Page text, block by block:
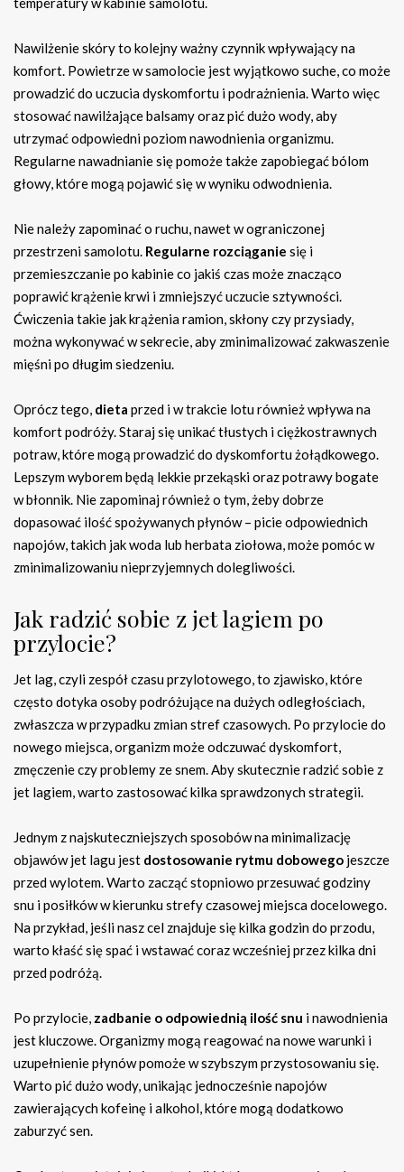
Nawilżenie skóry to kolejny ważny czynnik wpływający na
komfort. Powietrze w samolocie jest wyjątkowo suche, co może
prowadzić do uczucia dyskomfortu i podrażnienia. Warto więc
stosować nawilżające balsamy oraz pić dużo wody, aby
utrzymać odpowiedni poziom nawodnienia organizmu.
Regularne nawadnianie się pomoże także zapobiegać bólom
głowy, które mogą pojawić się w wyniku odwodnienia.
Nie należy zapominać o ruchu, nawet w ograniczonej
przestrzeni samolotu. Regularne rozciąganie się i
przemieszczanie po kabinie co jakiś czas może znacząco
poprawić krążenie krwi i zmniejszyć uczucie sztywności.
Ćwiczenia takie jak krążenia ramion, skłony czy przysiady,
można wykonywać w sekrecie, aby zminimalizować zakwaszenie
mięśni po długim siedzeniu.
Oprócz tego, dieta przed i w trakcie lotu również wpływa na
komfort podróży. Staraj się unikać tłustych i ciężkostrawnych
potraw, które mogą prowadzić do dyskomfortu żołądkowego.
Lepszym wyborem będą lekkie przekąski oraz potrawy bogate
w błonnik. Nie zapominaj również o tym, żeby dobrze
dopasować ilość spożywanych płynów – picie odpowiednich
napojów, takich jak woda lub herbata ziołowa, może pomóc w
zminimalizowaniu nieprzyjemnych dolegliwości.
Jak radzić sobie z jet lagiem po
przylocie?
Jet lag, czyli zespół czasu przylotowego, to zjawisko, które
często dotyka osoby podróżujące na dużych odległościach,
zwłaszcza w przypadku zmian stref czasowych. Po przylocie do
nowego miejsca, organizm może odczuwać dyskomfort,
zmęczenie czy problemy ze snem. Aby skutecznie radzić sobie z
jet lagiem, warto zastosować kilka sprawdzonych strategii.
Jednym z najskuteczniejszych sposobów na minimalizację
objawów jet lagu jest dostosowanie rytmu dobowego jeszcze
przed wylotem. Warto zacząć stopniowo przesuwać godziny
snu i posiłków w kierunku strefy czasowej miejsca docelowego.
Na przykład, jeśli nasz cel znajduje się kilka godzin do przodu,
warto kłaść się spać i wstawać coraz wcześniej przez kilka dni
przed podróżą.
Po przylocie, zadbanie o odpowiednią ilość snu i nawodnienia
jest kluczowe. Organizmy mogą reagować na nowe warunki i
uzupełnienie płynów pomoże w szybszym przystosowaniu się.
Warto pić dużo wody, unikając jednocześnie napojów
zawierających kofeinę i alkohol, które mogą dodatkowo
zaburzyć sen.